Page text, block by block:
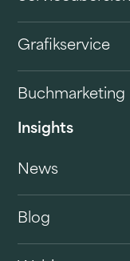
Grafikservice
Buchmarketing
Insights
News
Blog